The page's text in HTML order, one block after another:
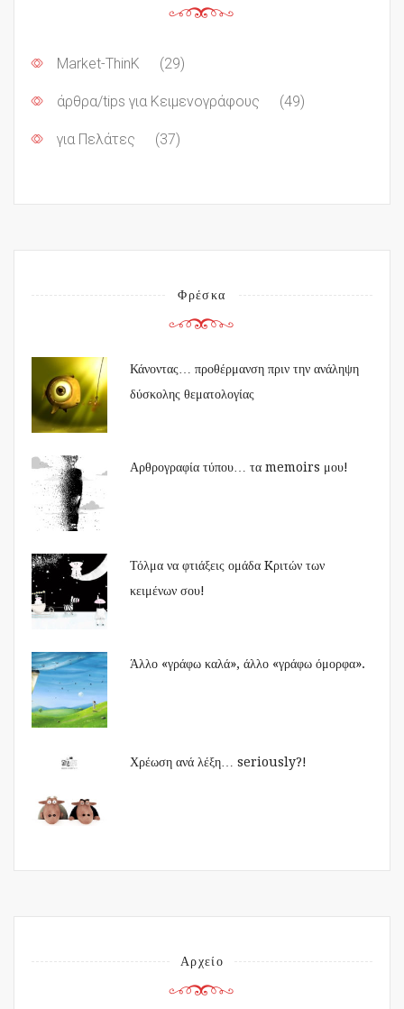
Market-ThinK (29)
άρθρα/tips για Κειμενογράφους (49)
για Πελάτες (37)
Φρέσκα
Κάνοντας… προθέρμανση πριν την ανάληψη
δύσκολης θεματολογίας
Αρθρογραφία τύπου… τα memoirs μου!
Τόλμα να φτιάξεις ομάδα Kριτών των
κειμένων σου!
Άλλο «γράφω καλά», άλλο «γράφω όμορφα».
Χρέωση ανά λέξη… seriously?!
Αρχείο